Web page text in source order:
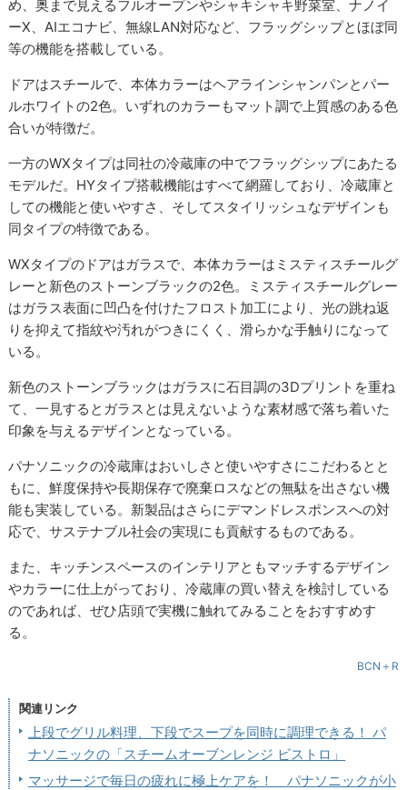
め、奥まで見えるフルオープンやシャキシャキ野菜室、ナノイ
ーX、AIエコナビ、無線LAN対応など、フラッグシップとほぼ同
等の機能を搭載している。
ドアはスチールで、本体カラーはヘアラインシャンパンとパー
ルホワイトの2色。いずれのカラーもマット調で上質感のある色
合いが特徴だ。
一方のWXタイプは同社の冷蔵庫の中でフラッグシップにあたる
モデルだ。HYタイプ搭載機能はすべて網羅しており、冷蔵庫と
しての機能と使いやすさ、そしてスタイリッシュなデザインも
同タイプの特徴である。
WXタイプのドアはガラスで、本体カラーはミスティスチールグ
レーと新色のストーンブラックの2色。ミスティスチールグレー
はガラス表面に凹凸を付けたフロスト加工により、光の跳ね返
りを抑えて指紋や汚れがつきにくく、滑らかな手触りになって
いる。
新色のストーンブラックはガラスに石目調の3Dプリントを重ね
て、一見するとガラスとは見えないような素材感で落ち着いた
印象を与えるデザインとなっている。
パナソニックの冷蔵庫はおいしさと使いやすさにこだわるとと
もに、鮮度保持や長期保存で廃棄ロスなどの無駄を出さない機
能も実装している。新製品はさらにデマンドレスポンスへの対
応で、サステナブル社会の実現にも貢献するものである。
また、キッチンスペースのインテリアともマッチするデザイン
やカラーに仕上がっており、冷蔵庫の買い替えを検討している
のであれば、ぜひ店頭で実機に触れてみることをおすすめす
る。
BCN＋R
関連リンク
上段でグリル料理、下段でスープを同時に調理できる！ パ
ナソニックの「スチームオーブンレンジ ビストロ」
マッサージで毎日の疲れに極上ケアを！ パナソニックが小